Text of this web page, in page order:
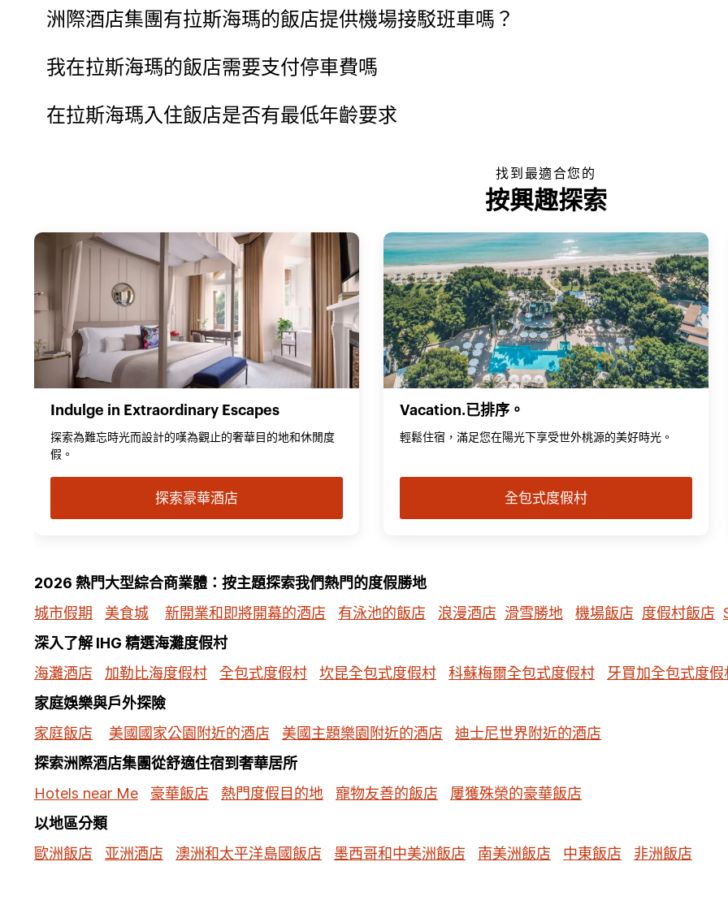
洲際酒店集團有拉斯海瑪的飯店提供機場接駁班車嗎？
我在拉斯海瑪的飯店需要支付停車費嗎
在拉斯海瑪入住飯店是否有最低年齡要求
找到最適合您的
按興趣探索
Indulge in Extraordinary Escapes
探索為難忘時光而設計的嘆為觀止的奢華目的地和休閒度
假。
探索豪華酒店
Vacation.已排序。
輕鬆住宿，滿足您在陽光下享受世外桃源的美好時光。
全包式度假村
2026 熱門大型綜合商業體：按主題探索我們熱門的度假勝地
城市假期
美食城 新開業和即將開幕的酒店 有泳池的飯店 浪漫酒店 滑雪勝地 機場飯店 度假村飯店
深入了解 IHG 精選海灘度假村
海灘酒店
加勒比海度假村 全包式度假村 坎昆全包式度假村 科蘇梅爾全包式度假村 牙買加全包式度假
家庭娛樂與戶外探險
家庭飯店
美國國家公園附近的酒店 美國主題樂園附近的酒店
迪士尼世界附近的酒店
探索洲際酒店集團從舒適住宿到奢華居所
Hotels near Me
豪華飯店 熱門度假目的地 寵物友善的飯店
屢獲殊榮的豪華飯店
以地區分類
歐洲飯店
亚洲酒店 澳洲和太平洋島國飯店 墨西哥和中美洲飯店 南美洲飯店 中東飯店 非洲飯店